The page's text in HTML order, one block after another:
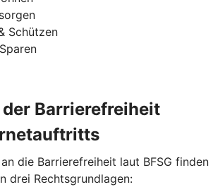
Schützen
Barrierefreiheit
die Barrierefreiheit laut BFSG finden
drei Rechtsgrundlagen: